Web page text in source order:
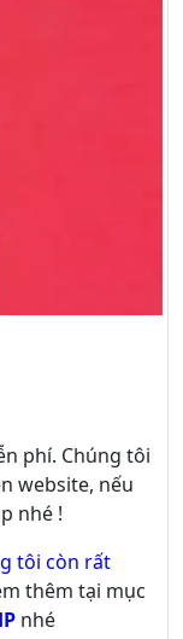
phí. Chúng tôi
website, nếu
nhé !
tôi còn rất
thêm tại mục
nhé